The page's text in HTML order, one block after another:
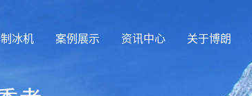
制冰机 案例展示 资讯中心 关于博朗